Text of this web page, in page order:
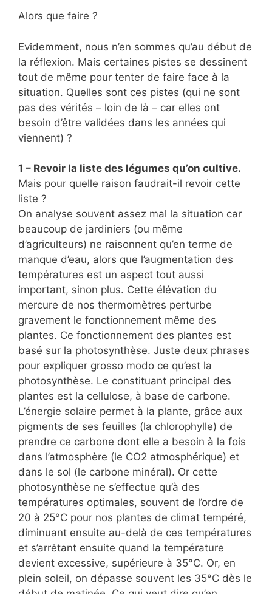
Alors que faire ?
Evidemment, nous n’en sommes qu’au début de
la réflexion. Mais certaines pistes se dessinent
tout de même pour tenter de faire face à la
situation. Quelles sont ces pistes (qui ne sont
pas des vérités – loin de là – car elles ont
besoin d’être validées dans les années qui
viennent) ?
1 – Revoir la liste des légumes qu’on cultive.
Mais pour quelle raison faudrait-il revoir cette
liste ?
On analyse souvent assez mal la situation car
beaucoup de jardiniers (ou même
d’agriculteurs) ne raisonnent qu’en terme de
manque d’eau, alors que l’augmentation des
températures est un aspect tout aussi
important, sinon plus. Cette élévation du
mercure de nos thermomètres perturbe
gravement le fonctionnement même des
plantes. Ce fonctionnement des plantes est
basé sur la photosynthèse. Juste deux phrases
pour expliquer grosso modo ce qu’est la
photosynthèse. Le constituant principal des
plantes est la cellulose, à base de carbone.
L’énergie solaire permet à la plante, grâce aux
pigments de ses feuilles (la chlorophylle) de
prendre ce carbone dont elle a besoin à la fois
dans l’atmosphère (le CO2 atmosphérique) et
dans le sol (le carbone minéral). Or cette
photosynthèse ne s’effectue qu’à des
températures optimales, souvent de l’ordre de
20 à 25°C pour nos plantes de climat tempéré,
diminuant ensuite au-delà de ces températures
et s’arrêtant ensuite quand la température
devient excessive, supérieure à 35°C. Or, en
plein soleil, on dépasse souvent les 35°C dès le